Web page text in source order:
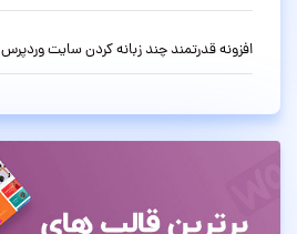
افزونه قدرتمند چند زبانه کردن سایت وردپرس WPML نسخه 4.9.6